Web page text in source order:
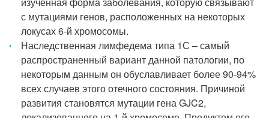
с мутациями генов, расположенных на некоторых
локусах 6-й хромосомы.
Наследственная лимфедема типа 1С – самый
распространенный вариант данной патологии, по
некоторым данным он обуславливает более 90-94%
всех случаев этого отечного состояния. Причиной
развития становятся мутации гена GJC2,